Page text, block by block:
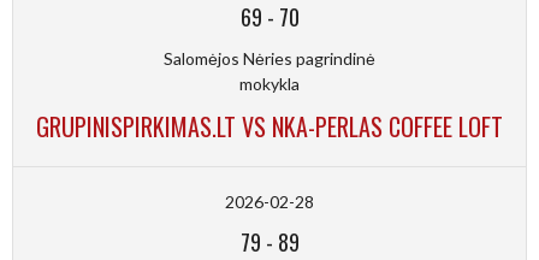
69 - 70
Salomėjos Nėries pagrindinė
mokykla
GRUPINISPIRKIMAS.LT VS NKA-PERLAS COFFEE LOFT
2026-02-28
79 - 89